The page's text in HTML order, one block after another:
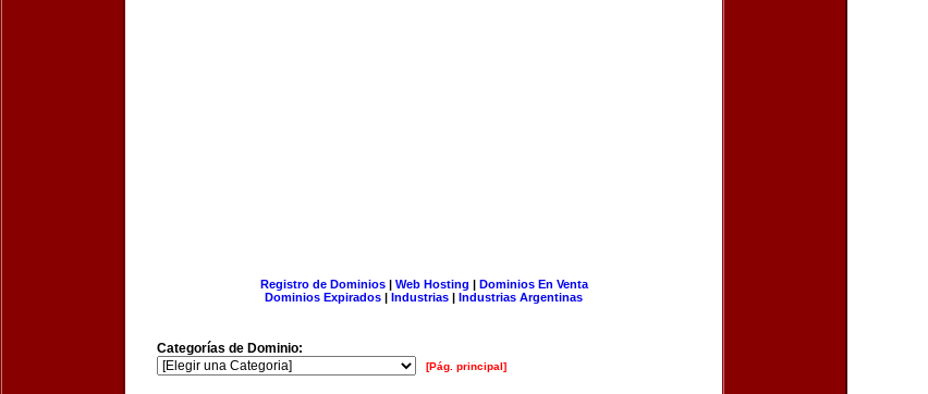
Registro de Dominios| Web Hosting | Dominios En Venta
Dominios Expirados | Industrias | Industrias Argentinas
Categorías de Dominio:
[Pág. principal]